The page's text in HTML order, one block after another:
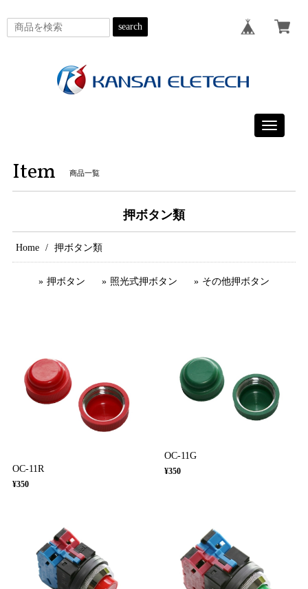
search
Toggle
Item 商品一覧
押ボタン類
Home 押ボタン類
押ボタン 照光式押ボタン その他押ボタン
OC-11R
¥350
OC-11G
¥350